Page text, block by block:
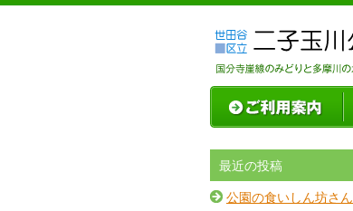
最近の投稿
公園の食いしん坊さん